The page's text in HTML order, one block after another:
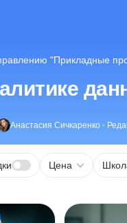
"Прикладные
Анастасия Сичкаренко •
Цена